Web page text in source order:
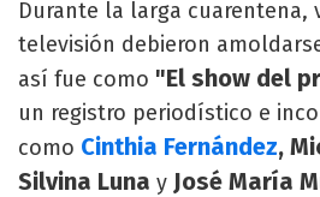
Durante la larga cuarentena,
televisión debieron
así fue como "El show del
un registro periodístico e
como Cinthia Fernández,
Silvina Luna y José María